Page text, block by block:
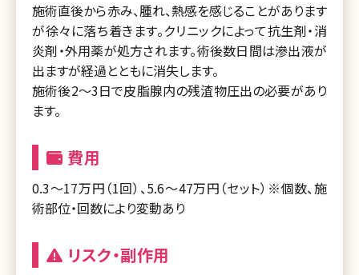
施術直後から赤み、腫れ、熱感を感じることがあります
が徐々に落ち着きます。クリニックによって抗生剤・消
炎剤・外用薬が処方されます。術後数日間は滲出液が
出ますが経過とともに消失します。
施術後2～3日で皮脂腺内の残渣物圧出の必要があり
ます。
費用
0.3～17万円（1回）、5.6～47万円（セット）※個数、施
術部位・回数により変動あり
リスク・副作用